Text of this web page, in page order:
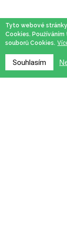
Tyto webové
Cookies.
souborů Cookies.
Souhlasím